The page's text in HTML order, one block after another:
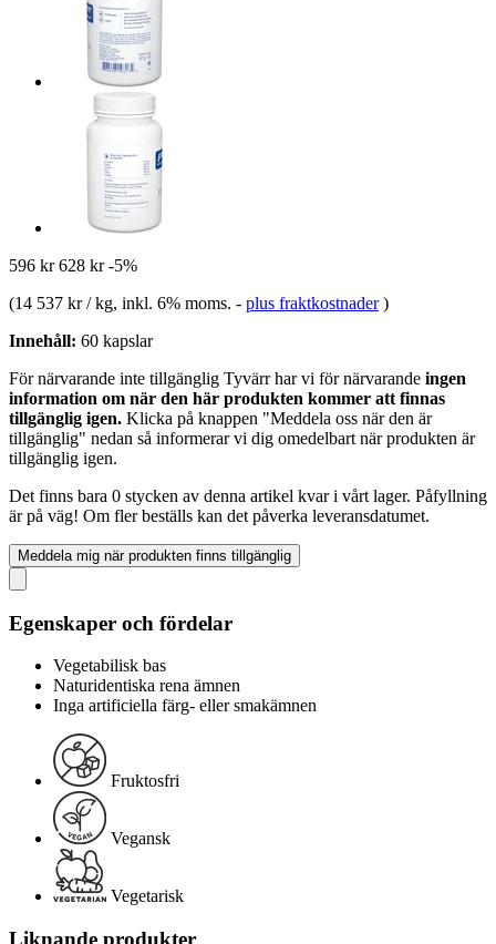
596 kr 628 kr -5%
(14 537 kr / kg, inkl. 6% moms. - plus fraktkostnader )
Innehåll: 60 kapslar
För närvarande inte tillgänglig Tyvärr har vi för närvarande ingen
information om när den här produkten kommer att finnas
tillgänglig igen. Klicka på knappen "Meddela oss när den är
tillgänglig" nedan så informerar vi dig omedelbart när produkten är
tillgänglig igen.
Det finns bara 0 stycken av denna artikel kvar i vårt lager. Påfyllning
är på väg! Om fler beställs kan det påverka leveransdatumet.
Meddela mig när produkten finns tillgänglig
Egenskaper och fördelar
Vegetabilisk bas
Naturidentiska rena ämnen
Inga artificiella färg- eller smakämnen
Fruktosfri
Vegansk
Vegetarisk
Liknande produkter